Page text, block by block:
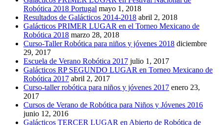
Robótica 2018 Portugal mayo 1, 2018
Resultados de Galácticos 2014-2018 abril 2, 2018
Galácticos PRIMER LUGAR en el Torneo Mexicano de
Robótica 2018 marzo 28, 2018
Curso-Taller Robótica para niños y jóvenes 2018 diciembre
29, 2017
Escuela de Verano Robótica 2017 julio 1, 2017
Galácticos RP SEGUNDO LUGAR en Torneo Mexicano de
Robótica 2017 abril 2, 2017
Curso-taller robótica para niños y jóvenes 2017 enero 23,
2017
Cursos de Verano de Robótica para Niños y Jóvenes 2016
junio 12, 2016
Galácticos TERCER LUGAR en Abierto de Robótica de